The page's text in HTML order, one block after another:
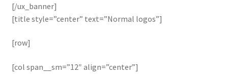
[/ux_banner]
[title style=”center” text=”Normal logos”]
[row]
[col span__sm=”12″ align=”center”]